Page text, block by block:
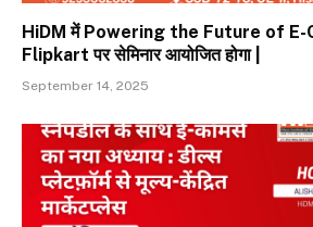
HiDM में Powering the Future of
Flipkart पर सेमिनार आयोजित होगा |
September 14, 2025